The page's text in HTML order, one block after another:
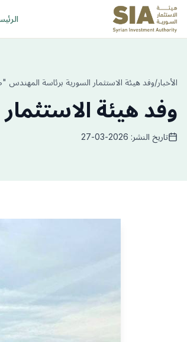
الأخبار/وفد هيئة الاستثمار السورية برئاسة المهندس
وفد هيئة
تاريخ النشر: 2026-03-27